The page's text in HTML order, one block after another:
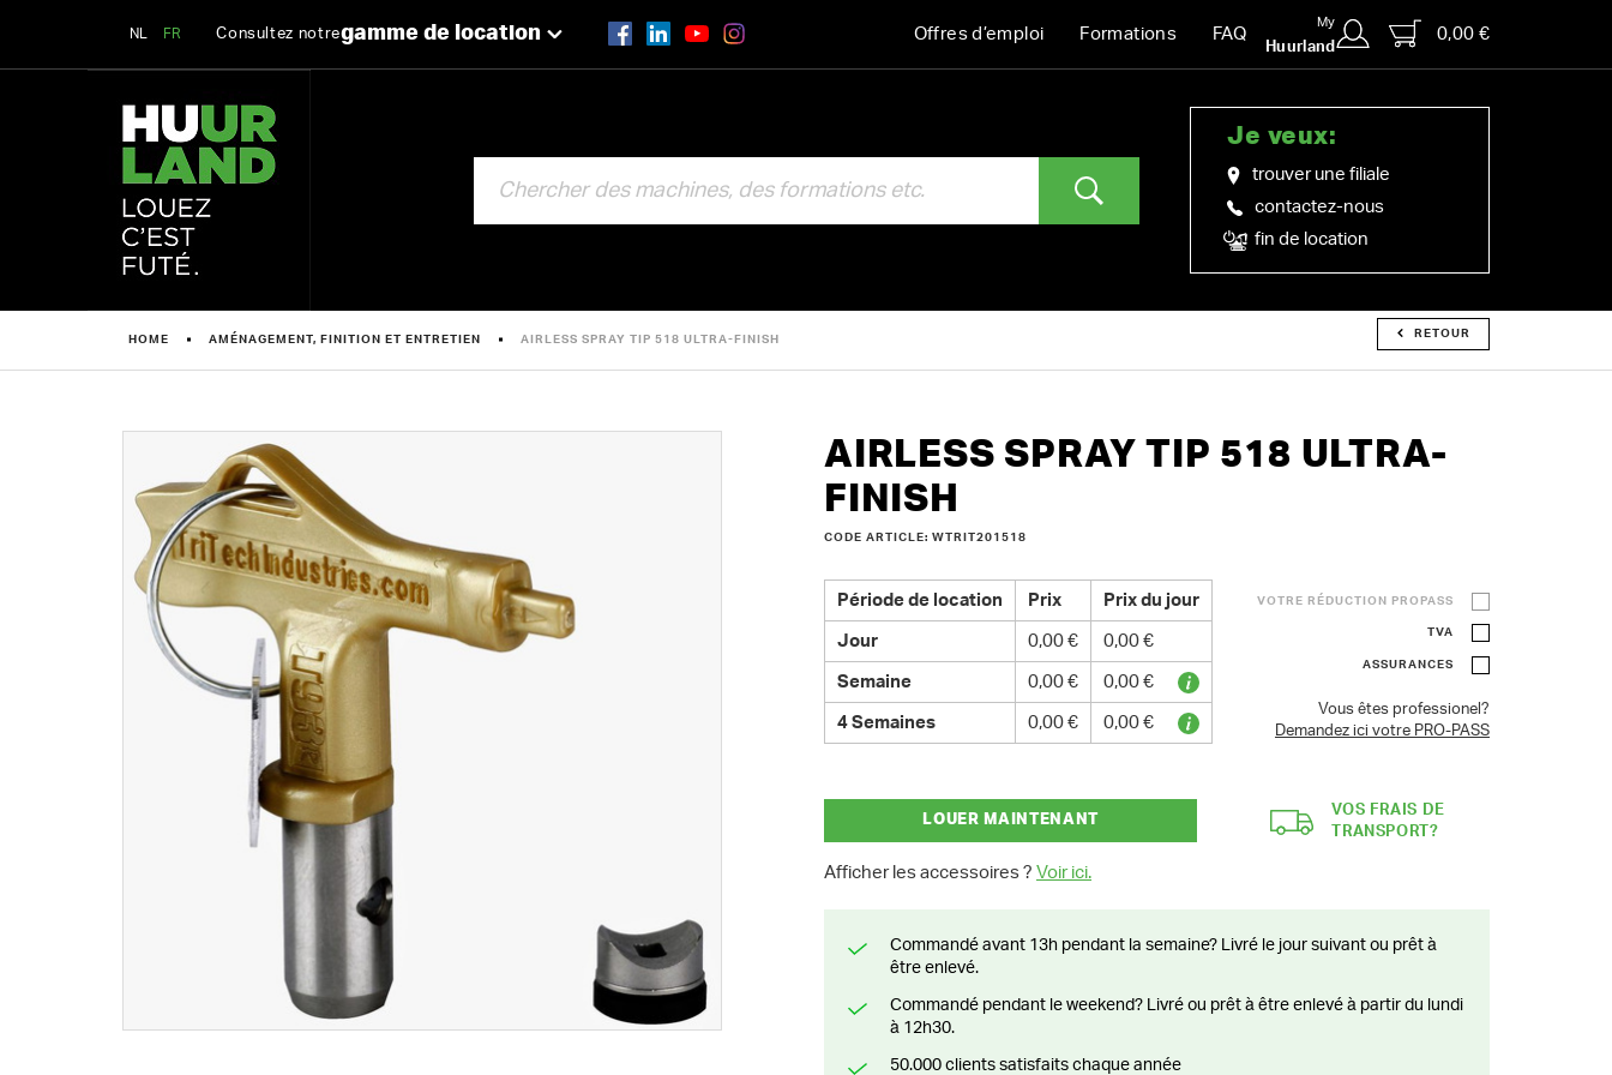
NL FR Consultez notregamme de location Offres d’emploi Formations FAQ
My
Huurland
0,00 €
Je veux:
trouver une filiale
contactez-nous
fin de location
HOME AMÉNAGEMENT, FINITION ET ENTRETIEN AIRLESS SPRAY TIP 518 ULTRA-FINISH RETOUR
AIRLESS SPRAY TIP 518 ULTRA-
FINISH
CODE ARTICLE: WTRIT201518
Période de location Prix Prix du jour
Jour 0,00 € 0,00 €
Semaine 0,00 € 0,00 €
4 Semaines 0,00 € 0,00 €
VOTRE RÉDUCTION PROPASS
TVA
ASSURANCES
Vous êtes professionel?
Demandez ici votre PRO-PASS
LOUER MAINTENANT
Afficher les accessoires ? Voir ici.
VOS FRAIS DE
TRANSPORT?
Commandé avant 13h pendant la semaine? Livré le jour suivant ou prêt à
être enlevé.
Commandé pendant le weekend? Livré ou prêt à être enlevé à partir du lundi
à 12h30.
50.000 clients satisfaits chaque année